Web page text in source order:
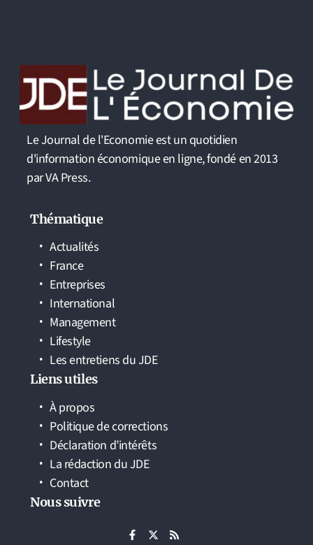
Le Journal de l'Economie est un quotidien
d'information économique en ligne, fondé en 2013
par VA Press.
Thématique
Actualités
France
Entreprises
International
Management
Lifestyle
Les entretiens du JDE
Liens utiles
À propos
Politique de corrections
Déclaration d’intérêts
La rédaction du JDE
Contact
Nous suivre